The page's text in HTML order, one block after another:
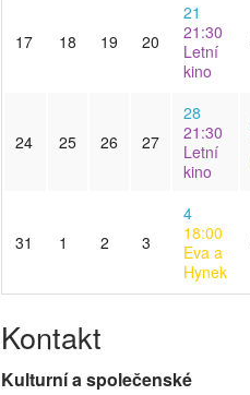
17 18 19 20
21
21:30
Letní
kino
24 25 26 27
28
21:30
Letní
kino
31 1 2 3
4
18:00
Eva a
Hynek
Kontakt
Kulturní a společenské